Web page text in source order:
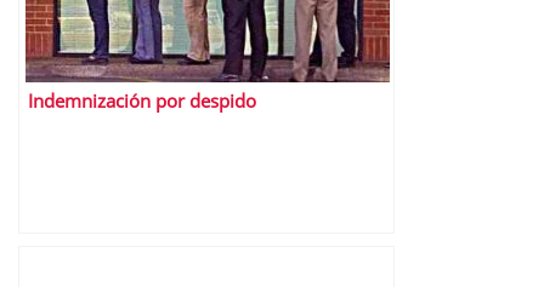
Indemnización por despido